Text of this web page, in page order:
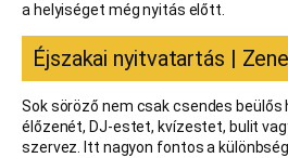
a helyiséget még nyitás előtt.
Éjszakai nyitvatartás | Zene
Sok söröző nem csak csendes beülős
élőzenét, DJ-estet, kvízestet, bulit
szervez. Itt nagyon fontos a